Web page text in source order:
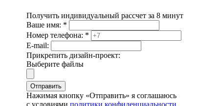
Получить индивидуальный рассчет за 8 минут
Ваше имя: *
Номер телефона: *
E-mail:
Прикрепить дизайн-проект:
Выберите файлы
Отправить
Нажимая кнопку «Отправить» я соглашаюсь
с условиями политики конфиденциальности